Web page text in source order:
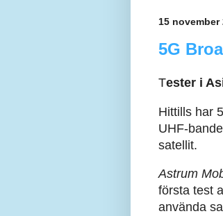
15 november
5G
Tester i
Hittills har
UHF-
satellit.
Astrum
första test
använda